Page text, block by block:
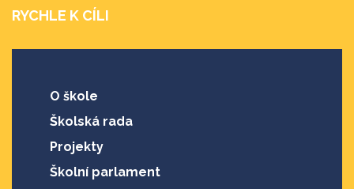
RYCHLE K CÍLI
O škole
Školská rada
Projekty
Školní parlament